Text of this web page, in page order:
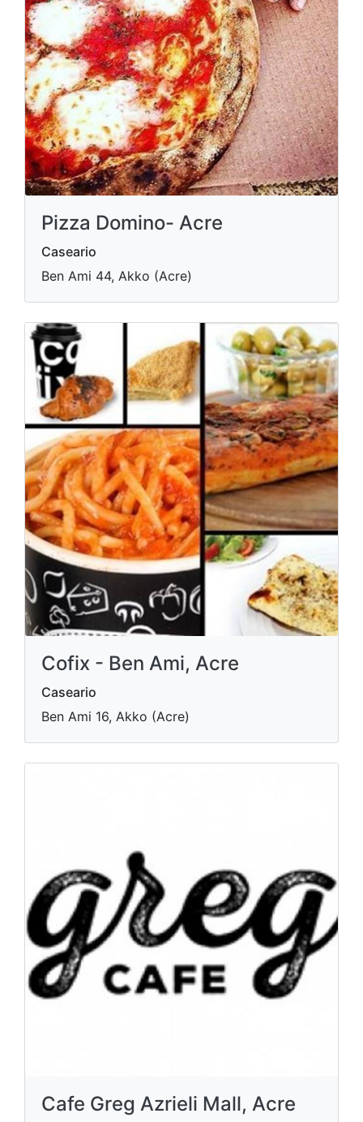
Pizza Domino- Acre
Caseario
Ben Ami 44, Akko (Acre)
Cofix - Ben Ami, Acre
Caseario
Ben Ami 16, Akko (Acre)
Cafe Greg Azrieli Mall, Acre